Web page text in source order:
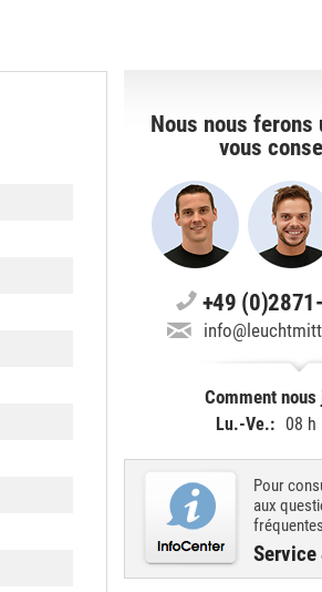
Nous nous ferons
vous
+49
Comment nous
Lu.-Ve.: 08 h
Pour
aux
Service